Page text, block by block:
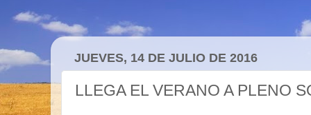
JUEVES, 14 DE JULIO DE 2016
LLEGA EL VERANO A PLENO